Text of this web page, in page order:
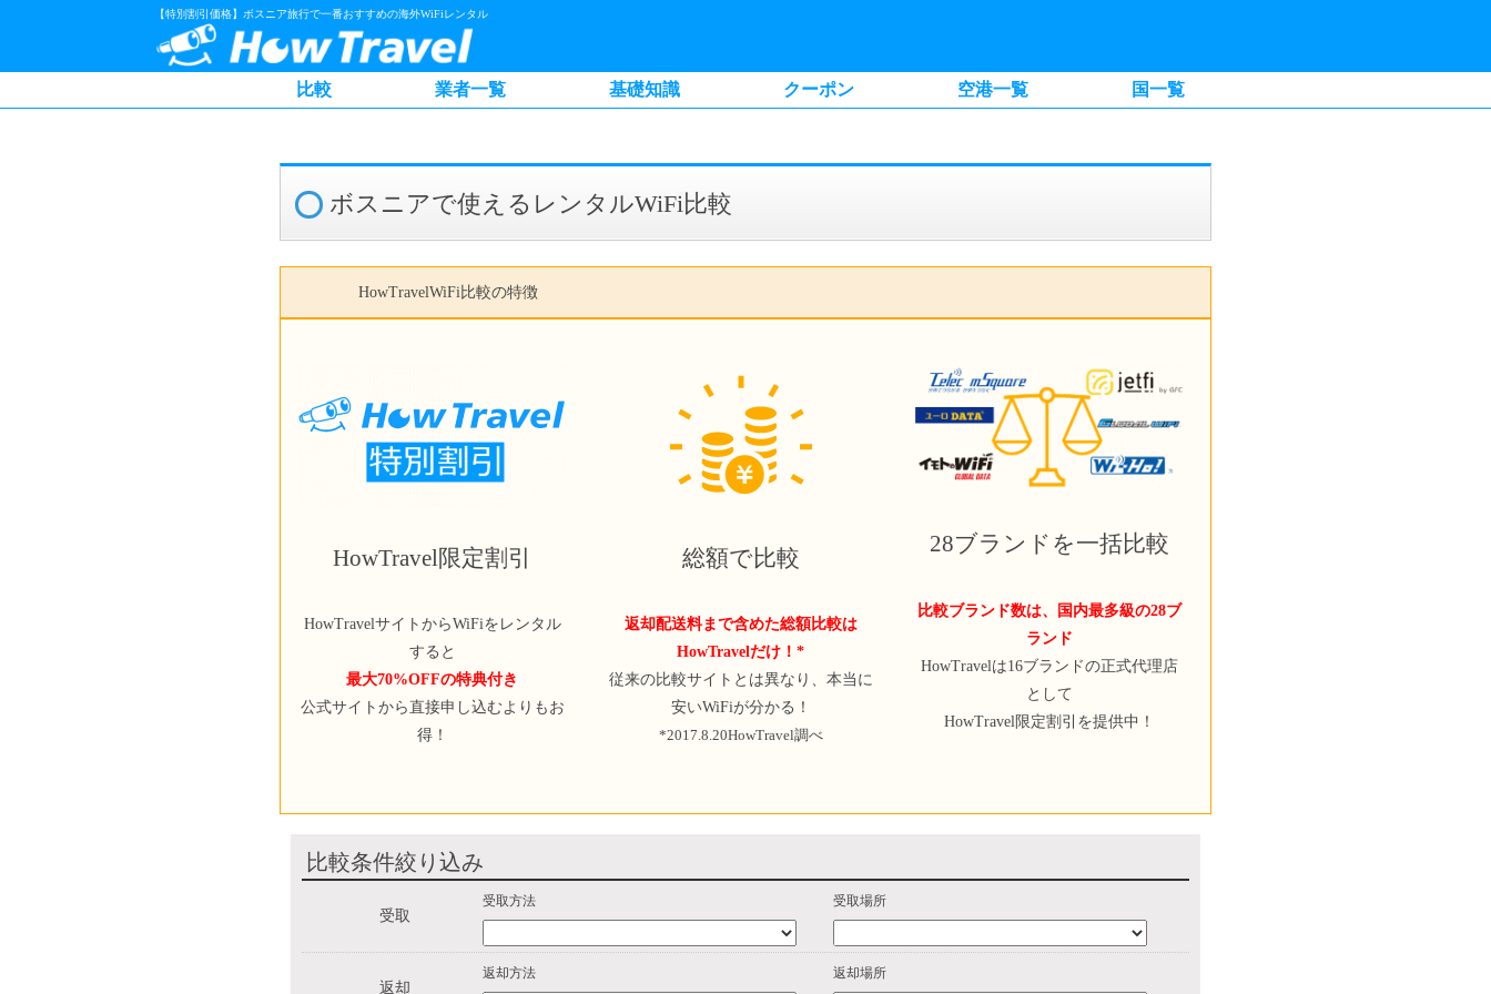
【特別割引価格】ボスニア旅行で一番おすすめの海外WiFiレンタル
比較 業者一覧 基礎知識 クーポン 空港一覧 国一覧
ボスニアで使えるレンタルWiFi比較
HowTravelWiFi比較の特徴
HowTravel限定割引
HowTravelサイトからWiFiをレンタル
すると
最大70%OFFの特典付き
公式サイトから直接申し込むよりもお
得！
総額で比較
返却配送料まで含めた総額比較は
HowTravelだけ！*
従来の比較サイトとは異なり、本当に
安いWiFiが分かる！
*2017.8.20HowTravel調べ
28ブランドを一括比較
比較ブランド数は、国内最多級の28ブ
ランド
HowTravelは16ブランドの正式代理店
として
HowTravel限定割引を提供中！
比較条件絞り込み
受取
受取方法 受取場所
返却
返却方法 返却場所